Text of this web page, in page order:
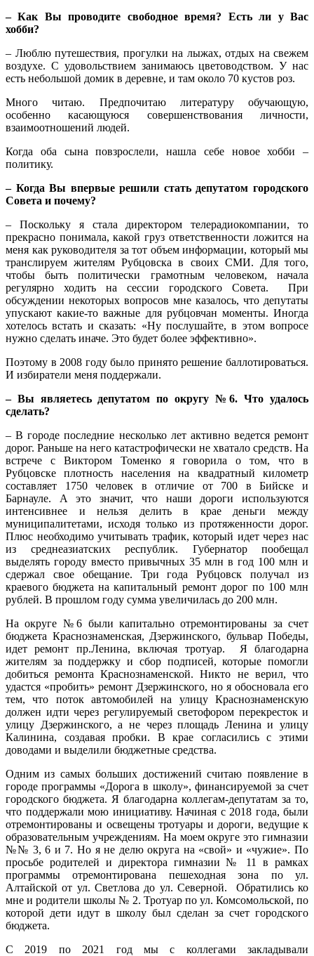
– Как Вы проводите свободное время? Есть ли у Вас
хобби?
– Люблю путешествия, прогулки на лыжах, отдых на свежем
воздухе. С удовольствием занимаюсь цветоводством. У нас
есть небольшой домик в деревне, и там около 70 кустов роз.
Много читаю. Предпочитаю литературу обучающую,
особенно касающуюся совершенствования личности,
взаимоотношений людей.
Когда оба сына повзрослели, нашла себе новое хобби –
политику.
– Когда Вы впервые решили стать депутатом городского
Совета и почему?
– Поскольку я стала директором телерадиокомпании, то
прекрасно понимала, какой груз ответственности ложится на
меня как руководителя за тот объем информации, который мы
транслируем жителям Рубцовска в своих СМИ. Для того,
чтобы быть политически грамотным человеком, начала
регулярно ходить на сессии городского Совета. При
обсуждении некоторых вопросов мне казалось, что депутаты
упускают какие-то важные для рубцовчан моменты. Иногда
хотелось встать и сказать: «Ну послушайте, в этом вопросе
нужно сделать иначе. Это будет более эффективно».
Поэтому в 2008 году было принято решение баллотироваться.
И избиратели меня поддержали.
– Вы являетесь депутатом по округу №6. Что удалось
сделать?
– В городе последние несколько лет активно ведется ремонт
дорог. Раньше на него катастрофически не хватало средств. На
встрече с Виктором Томенко я говорила о том, что в
Рубцовске плотность населения на квадратный километр
составляет 1750 человек в отличие от 700 в Бийске и
Барнауле. А это значит, что наши дороги используются
интенсивнее и нельзя делить в крае деньги между
муниципалитетами, исходя только из протяженности дорог.
Плюс необходимо учитывать трафик, который идет через нас
из среднеазиатских республик. Губернатор пообещал
выделять городу вместо привычных 35 млн в год 100 млн и
сдержал свое обещание. Три года Рубцовск получал из
краевого бюджета на капитальный ремонт дорог по 100 млн
рублей. В прошлом году сумма увеличилась до 200 млн.
На округе №6 были капитально отремонтированы за счет
бюджета Краснознаменская, Дзержинского, бульвар Победы,
идет ремонт пр.Ленина, включая тротуар. Я благодарна
жителям за поддержку и сбор подписей, которые помогли
добиться ремонта Краснознаменской. Никто не верил, что
удастся «пробить» ремонт Дзержинского, но я обосновала его
тем, что поток автомобилей на улицу Краснознаменскую
должен идти через регулируемый светофором перекресток и
улицу Дзержинского, а не через площадь Ленина и улицу
Калинина, создавая пробки. В крае согласились с этими
доводами и выделили бюджетные средства.
Одним из самых больших достижений считаю появление в
городе программы «Дорога в школу», финансируемой за счет
городского бюджета. Я благодарна коллегам-депутатам за то,
что поддержали мою инициативу. Начиная с 2018 года, были
отремонтированы и освещены тротуары и дороги, ведущие к
образовательным учреждениям. На моем округе это гимназии
№№ 3, 6 и 7. Но я не делю округа на «свой» и «чужие». По
просьбе родителей и директора гимназии № 11 в рамках
программы отремонтирована пешеходная зона по ул.
Алтайской от ул. Светлова до ул. Северной. Обратились ко
мне и родители школы № 2. Тротуар по ул. Комсомольской, по
которой дети идут в школу был сделан за счет городского
бюджета.
С 2019 по 2021 год мы с коллегами закладывали